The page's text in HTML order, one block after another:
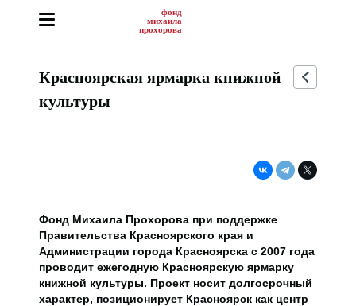
фонд
михаила
прохорова
Красноярская ярмарка книжной
культуры
Фонд Михаила Прохорова при поддержке
Правительства Красноярского края и
Администрации города Красноярска с 2007 года
проводит ежегодную Красноярскую ярмарку
книжной культуры. Проект носит долгосрочный
характер, позиционирует Красноярск как центр